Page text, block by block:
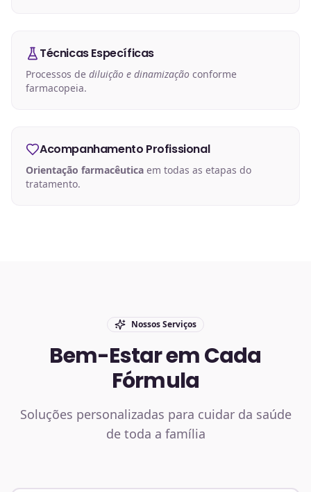
Técnicas Específicas
Processos de diluição e dinamização conforme
farmacopeia.
Acompanhamento Profissional
Orientação farmacêutica em todas as etapas do
tratamento.
Nossos Serviços
Bem-Estar em Cada
Fórmula
Soluções personalizadas para cuidar da saúde
de toda a família